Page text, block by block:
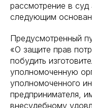
рассмотрение в суд
следующим
Предусмотренный
«О защите прав
побудить
уполномоченную
уполномоченного
предпринимателя,
внесудебному